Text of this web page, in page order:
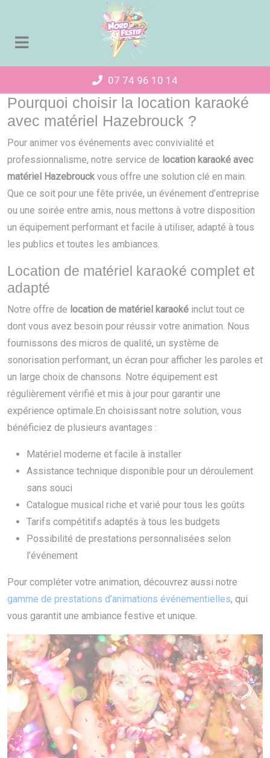
07 74 96 10 14
Pourquoi choisir la location karaoké
avec matériel Hazebrouck ?
Pour animer vos événements avec convivialité et
professionnalisme, notre service de location karaoké avec
matériel Hazebrouckvous offre une solution clé en main.
Que ce soit pour une fête privée, un événement d’entreprise
ou une soirée entre amis, nous mettons à votre disposition
un équipement performant et facile à utiliser, adapté à tous
les publics et toutes les ambiances.
Location de matériel karaoké complet et
adapté
Notre offre de location de matériel karaoké inclut tout ce
dont vous avez besoin pour réussir votre animation. Nous
fournissons des micros de qualité, un système de
sonorisation performant, un écran pour afficher les paroles et
un large choix de chansons. Notre équipement est
régulièrement vérifié et mis à jour pour garantir une
expérience optimale.En choisissant notre solution, vous
bénéficiez de plusieurs avantages :
Matériel moderne et facile à installer
Assistance technique disponible pour un déroulement
sans souci
Catalogue musical riche et varié pour tous les goûts
Tarifs compétitifs adaptés à tous les budgets
Possibilité de prestations personnalisées selon
l’événement
Pour compléter votre animation, découvrez aussi notre
gamme de prestations d’animations événementielles, qui
vous garantit une ambiance festive et unique.
Panneau de gestion des cookies